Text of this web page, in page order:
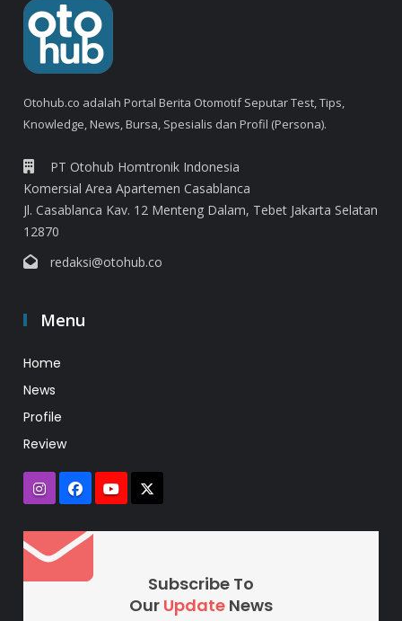
Otohub.co adalah Portal Berita Otomotif Seputar Test, Tips,
Knowledge, News, Bursa, Spesialis dan Profil (Persona).
PT Otohub Homtronik Indonesia
Komersial Area Apartemen Casablanca
Jl. Casablanca Kav. 12 Menteng Dalam, Tebet Jakarta Selatan
12870
redaksi@otohub.co
Menu
Home
News
Profile
Review
Subscribe To
Our Update News